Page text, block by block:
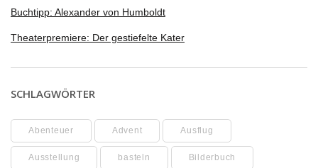
Buchtipp: Alexander von Humboldt
Theaterpremiere: Der gestiefelte Kater
SCHLAGWÖRTER
Abenteuer Advent Ausflug
Ausstellung basteln Bilderbuch